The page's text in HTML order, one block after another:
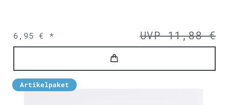
UVP 11,88 €
6,95 € *
Artikelpaket